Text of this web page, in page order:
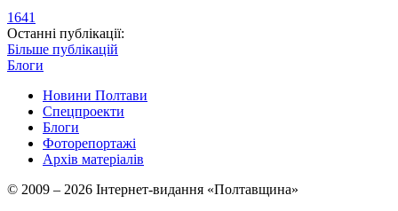
1641
Останні публікації:
Більше публікацій
Блоги
Новини Полтави
Спецпроекти
Блоги
Фоторепортажі
Архів матеріалів
© 2009 – 2026 Інтернет-видання «Полтавщина»